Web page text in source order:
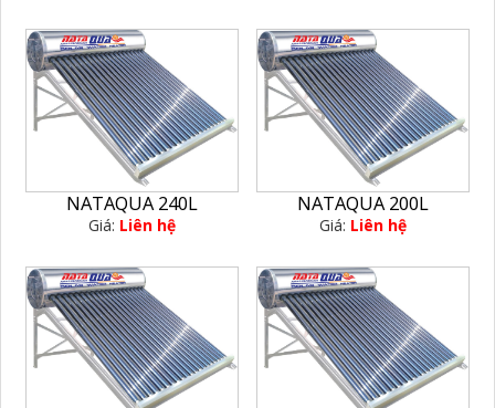
NATAQUA 240L
Giá: Liên hệ
NATAQUA 200L
Giá: Liên hệ